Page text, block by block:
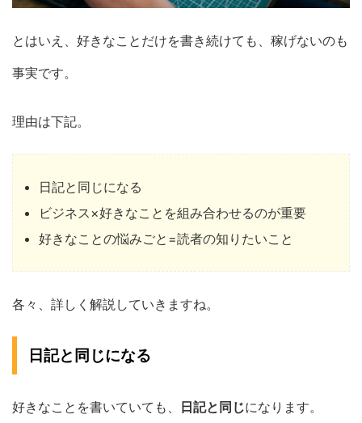
とはいえ、好きなことだけを書き続けても、稼げないのも
事実です。
理由は下記。
日記と同じになる
ビジネス×好きなことを組み合わせるのが重要
好きなことの悩みごと=読者の知りたいこと
各々、詳しく解説していきますね。
日記と同じになる
好きなことを書いていても、 日記と同じになります。